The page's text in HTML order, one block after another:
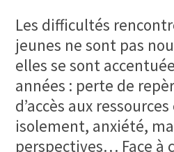
Les difficultés
jeunes ne sont pas
elles se sont
années : perte de
d’accès aux
isolement, anxiété,
perspectives… Face à